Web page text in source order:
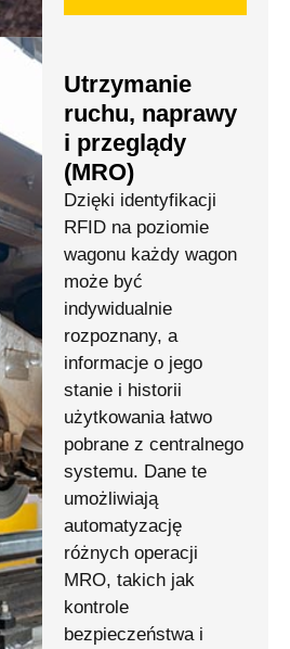
Utrzymanie
ruchu, naprawy
i przeglądy
(MRO)
Dzięki identyfikacji
RFID na poziomie
wagonu każdy wagon
może być
indywidualnie
rozpoznany, a
informacje o jego
stanie i historii
użytkowania łatwo
pobrane z centralnego
systemu. Dane te
umożliwiają
automatyzację
różnych operacji
MRO, takich jak
kontrole
bezpieczeństwa i